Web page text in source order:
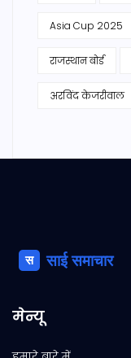
Asia Cup 2025
राजस्थान बोर्ड
अरविंद केजरीवाल
मेन्यू